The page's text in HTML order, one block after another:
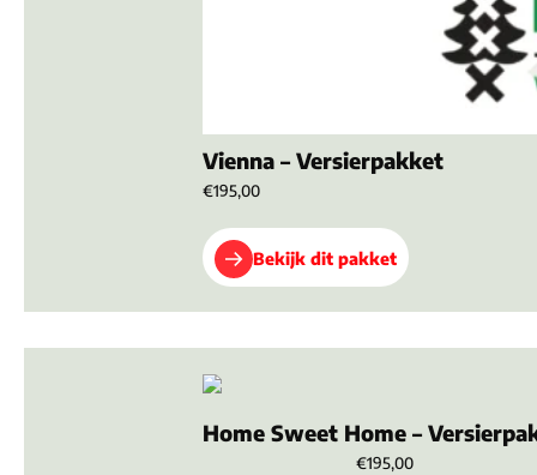
Vienna – Versierpakket
€195,00
Bekijk dit pakket
Home Sweet Home –
€195,00